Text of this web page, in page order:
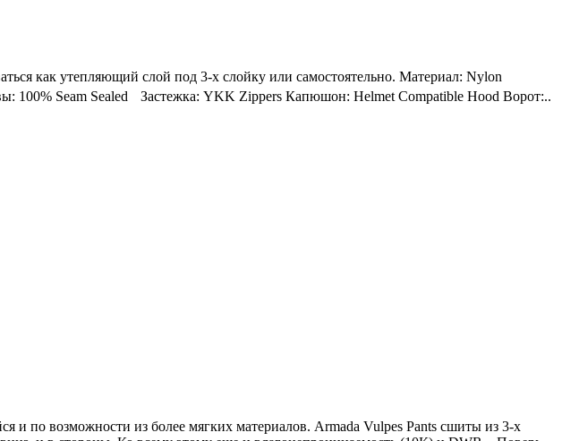
как утепляющий слой под 3-х слойку или самостоятельно. Материал: Nylon
Seam Sealed Застежка: YKK Zippers Капюшон: Helmet Compatible Hood Ворот:..
по возможности из более мягких материалов. Armada Vulpes Pants сшиты из 3-х